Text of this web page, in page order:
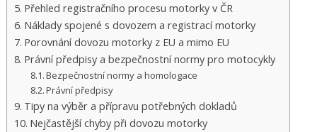
Přehled registračního procesu motorky v ČR
Náklady spojené s dovozem a registrací motorky
Porovnání dovozu motorky z EU a mimo EU
Právní předpisy a bezpečnostní normy pro motocykly
Bezpečnostní normy a homologace
Právní předpisy
Tipy na výběr a přípravu potřebných dokladů
Nejčastější chyby při dovozu motorky